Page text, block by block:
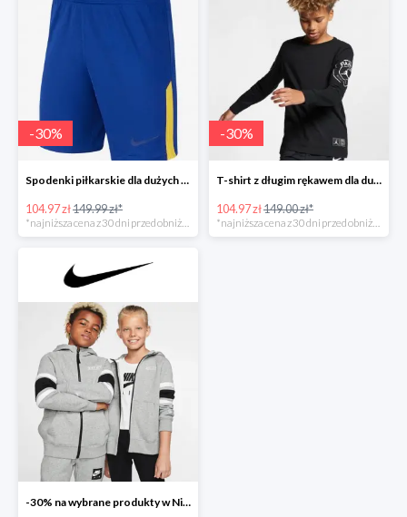
-30%
Spodenki piłkarskie dla dużych dzieci
104.97 zł149.99 zł*
*najniższa cena z 30 dni przed obniżką
-30%
T-shirt z długim rękawem dla dużych dzieci (chłopców)
104.97 zł149.00 zł*
*najniższa cena z 30 dni przed obniżką
-30% na wybrane produkty w Nike